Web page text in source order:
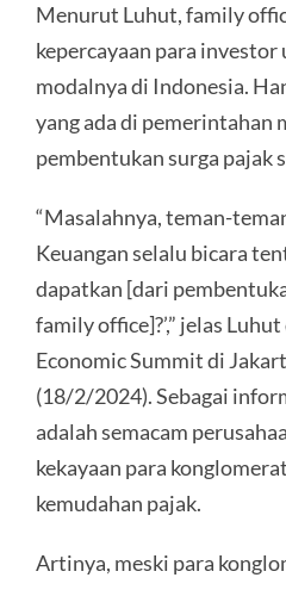
Menurut Luhut, family
kepercayaan para
modalnya di Indonesia.
yang ada di pemerintahan
pembentukan surga pajak
“Masalahnya, teman-
Keuangan selalu bicara
dapatkan [dari
family office]?’,” jelas
Economic Summit di
(18/2/2024). Sebagai
adalah semacam
kekayaan para
kemudahan pajak.
Artinya, meski para